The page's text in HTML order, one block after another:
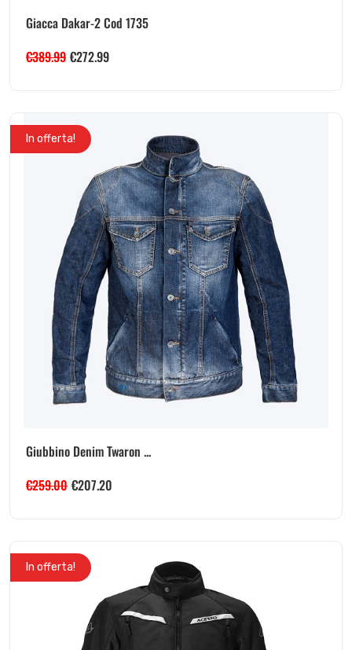
Giacca Dakar-2 Cod 1735
€389.99 €272.99
In offerta!
Giubbino Denim Twaron ...
€259.00 €207.20
In offerta!